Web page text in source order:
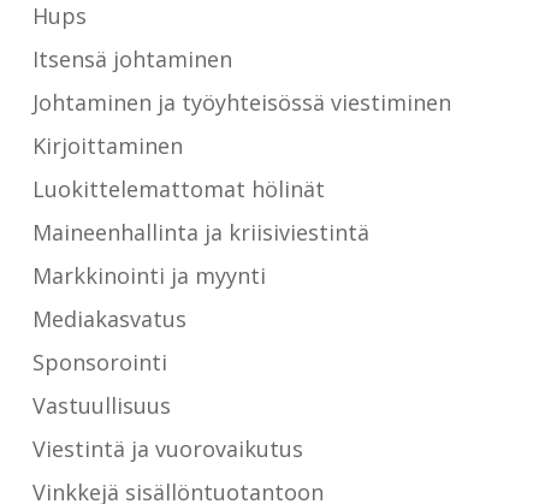
Hups
Itsensä johtaminen
Johtaminen ja työyhteisössä viestiminen
Kirjoittaminen
Luokittelemattomat hölinät
Maineenhallinta ja kriisiviestintä
Markkinointi ja myynti
Mediakasvatus
Sponsorointi
Vastuullisuus
Viestintä ja vuorovaikutus
Vinkkejä sisällöntuotantoon